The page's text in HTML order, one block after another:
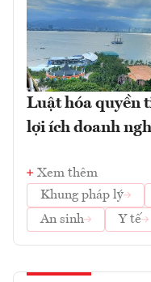
Luật hóa quyền
lợi ích doanh
Xem thêm
Khung pháp lý
An sinh
Y tế